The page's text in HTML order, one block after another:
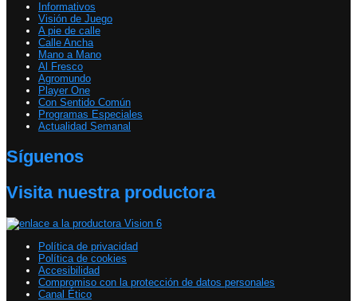
Informativos
Visión de Juego
A pie de calle
Calle Ancha
Mano a Mano
Al Fresco
Agromundo
Player One
Con Sentido Común
Programas Especiales
Actualidad Semanal
Síguenos
Visita nuestra productora
Política de privacidad
Política de cookies
Accesibilidad
Compromiso con la protección de datos personales
Canal Ético